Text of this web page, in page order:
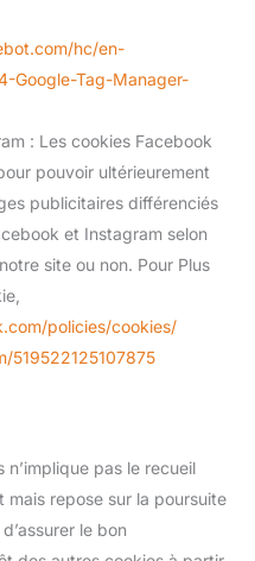
hc/en-
Google-Tag-Manager-
: Les cookies Facebook
pouvoir ultérieurement
publicitaires différenciés
et Instagram selon
site ou non. Pour Plus
policies/cookies/
519522125107875
pas le recueil
repose sur la poursuite
le bon